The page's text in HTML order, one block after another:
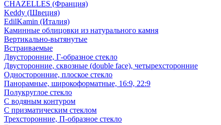
CHAZELLES (Франция)
Keddy (Швеция)
EdilKamin (Италия)
Каминные облицовки из натурального камня
Вертикально-вытянутые
Встраиваемые
Двусторонние, Г-образное стекло
Двусторонние, сквозные (double face), четырехсторонние
Односторонние, плоское стекло
Панорамные, широкоформатные, 16:9, 22:9
Полукруглое стекло
С водяным контуром
С призматическим стеклом
Трехсторонние, П-образное стекло